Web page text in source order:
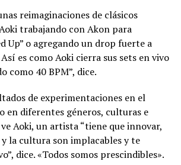
reimaginaciones de clásicos
trabajando con Akon para
Up” o agregando un drop fuerte a
Así es como Aoki cierra sus sets en vivo
como 40 BPM”, dice.
de experimentaciones en el
en diferentes géneros, culturas e
Aoki, un artista “tiene que innovar,
la cultura son implacables y te
dice. «Todos somos prescindibles».